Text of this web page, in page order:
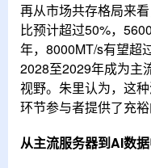
再从市场共存格局来
比预计超过50%，
年，8000MT/s有望超
2028至2029年成为主
视野。朱里认为，这
环节参与者提供了充裕
从主流服务器到AI数